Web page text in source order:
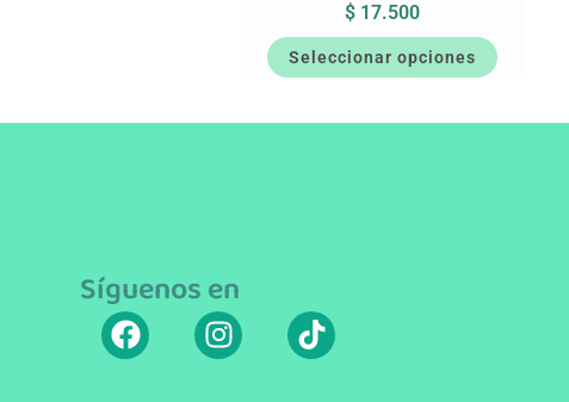
$17.500
Seleccionar opciones
Síguenos en